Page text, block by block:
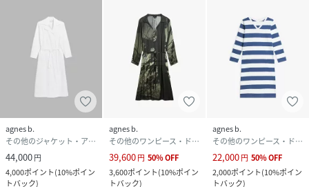
agnes b.
その他のジャケット・アウター
44,000円
4,000ポイント(10%ポイン
トバック)
agnes b.
その他のワンピース・ドレス
39,600円 50%OFF
3,600ポイント(10%ポイン
トバック)
agnes b.
その他のワンピース・ドレス
22,000円 50%OFF
2,000ポイント(10%ポイン
トバック)